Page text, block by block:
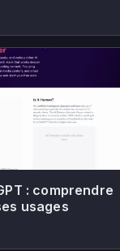
: comprendre
usages